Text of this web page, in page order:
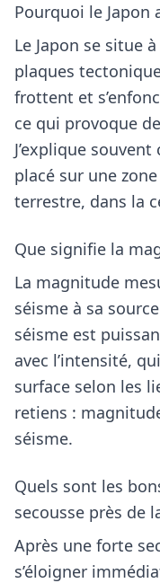
Pourquoi le Japon
Le Japon se situe
plaques
frottent et
ce qui provoque
J’explique
placé sur une
terrestre, dans la
Que signifie la
La magnitude
séisme à sa
séisme est
avec l’intensité,
surface selon les
retiens :
séisme.
Quels sont les
secousse près de
Après une forte
s’éloigner